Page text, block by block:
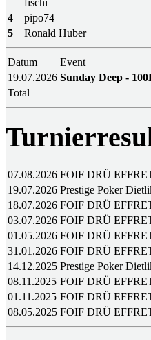
4
pipo74
5
Ronald Huber
Datum Event
19.07.2026 Sunday Deep -
Total
07.08.2026 FOIF DRÜ
19.07.2026 Prestige Poker
18.07.2026 FOIF DRÜ
03.07.2026 FOIF DRÜ
01.05.2026 FOIF DRÜ
31.01.2026 FOIF DRÜ
14.12.2025 Prestige Poker
08.11.2025 FOIF DRÜ
01.11.2025 FOIF DRÜ
08.05.2025 FOIF DRÜ